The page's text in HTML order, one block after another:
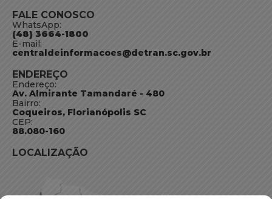
FALE CONOSCO
WhatsApp:
(48) 3664-1800
E-mail:
centraldeinformacoes@detran.sc.gov.br
ENDEREÇO
Endereço:
Av. Almirante Tamandaré - 480
Bairro:
Coqueiros, Florianópolis SC
CEP:
88.080-160
LOCALIZAÇÃO